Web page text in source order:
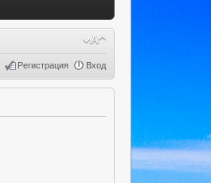
Регистрация Вход